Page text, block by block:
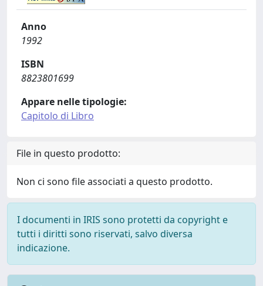
Anno
1992
ISBN
8823801699
Appare nelle tipologie:
Capitolo di Libro
File in questo prodotto:
Non ci sono file associati a questo prodotto.
I documenti in IRIS sono protetti da copyright e
tutti i diritti sono riservati, salvo diversa
indicazione.